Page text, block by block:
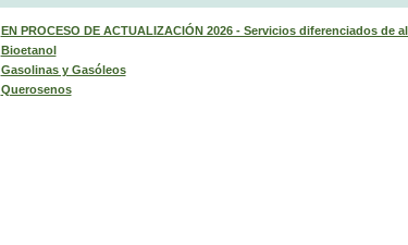
EN PROCESO DE ACTUALIZACIÓN 2026 - Servicios diferenciados de
Bioetanol
Gasolinas y Gasóleos
Querosenos